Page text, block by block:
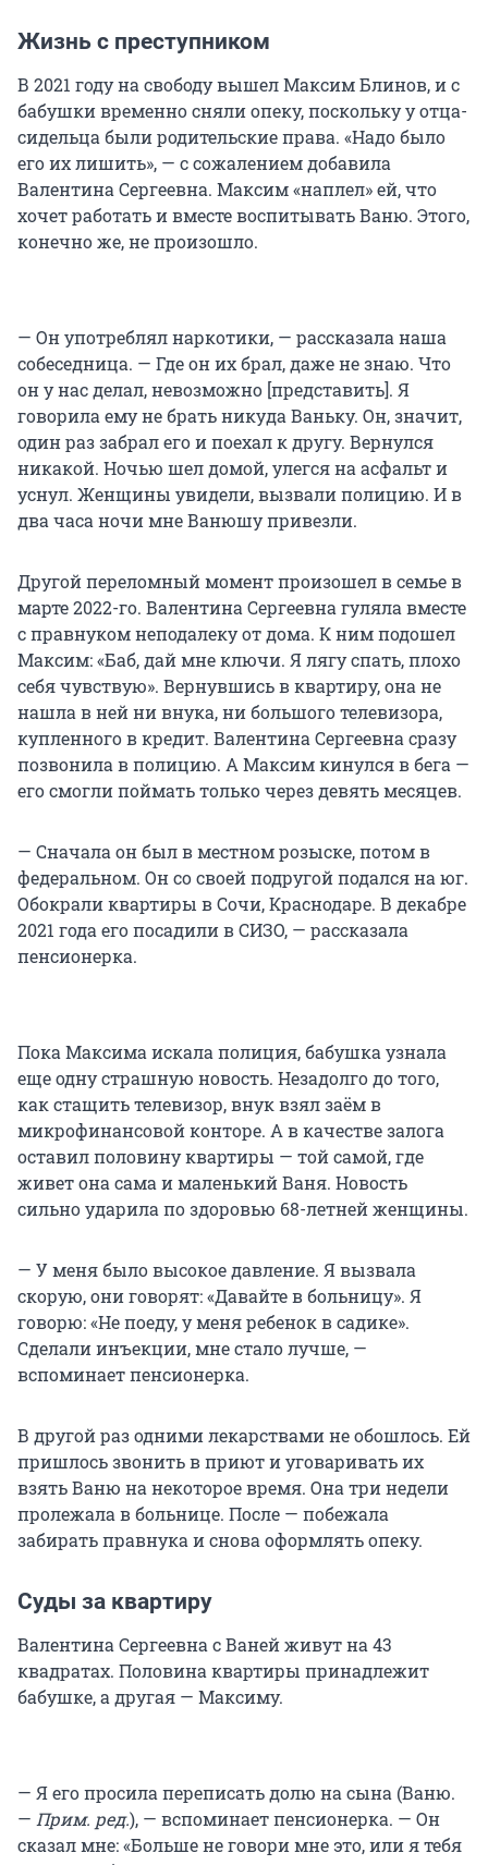
Жизнь с преступником
В 2021 году на свободу вышел Максим Блинов, и с
бабушки временно сняли опеку, поскольку у отца-
сидельца были родительские права. «Надо было
его их лишить», — с сожалением добавила
Валентина Сергеевна. Максим «наплел» ей, что
хочет работать и вместе воспитывать Ваню. Этого,
конечно же, не произошло.
— Он употреблял наркотики, — рассказала наша
собеседница. — Где он их брал, даже не знаю. Что
он у нас делал, невозможно [представить]. Я
говорила ему не брать никуда Ваньку. Он, значит,
один раз забрал его и поехал к другу. Вернулся
никакой. Ночью шел домой, улегся на асфальт и
уснул. Женщины увидели, вызвали полицию. И в
два часа ночи мне Ванюшу привезли.
Другой переломный момент произошел в семье в
марте 2022-го. Валентина Сергеевна гуляла вместе
с правнуком неподалеку от дома. К ним подошел
Максим: «Баб, дай мне ключи. Я лягу спать, плохо
себя чувствую». Вернувшись в квартиру, она не
нашла в ней ни внука, ни большого телевизора,
купленного в кредит. Валентина Сергеевна сразу
позвонила в полицию. А Максим кинулся в бега —
его смогли поймать только через девять месяцев.
— Сначала он был в местном розыске, потом в
федеральном. Он со своей подругой подался на юг.
Обокрали квартиры в Сочи, Краснодаре. В декабре
2021 года его посадили в СИЗО, — рассказала
пенсионерка.
Пока Максима искала полиция, бабушка узнала
еще одну страшную новость. Незадолго до того,
как стащить телевизор, внук взял заём в
микрофинансовой конторе. А в качестве залога
оставил половину квартиры — той самой, где
живет она сама и маленький Ваня. Новость
сильно ударила по здоровью 68-летней женщины.
— У меня было высокое давление. Я вызвала
скорую, они говорят: «Давайте в больницу». Я
говорю: «Не поеду, у меня ребенок в садике».
Сделали инъекции, мне стало лучше, —
вспоминает пенсионерка.
В другой раз одними лекарствами не обошлось. Ей
пришлось звонить в приют и уговаривать их
взять Ваню на некоторое время. Она три недели
пролежала в больнице. После — побежала
забирать правнука и снова оформлять опеку.
Суды за квартиру
Валентина Сергеевна с Ваней живут на 43
квадратах. Половина квартиры принадлежит
бабушке, а другая — Максиму.
— Я его просила переписать долю на сына (Ваню.
— Прим. ред.), — вспоминает пенсионерка. — Он
сказал мне: «Больше не говори мне это, или я тебя